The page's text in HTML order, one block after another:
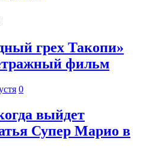
грех Такопи»
фильм
0
выйдет
Супер Марио в